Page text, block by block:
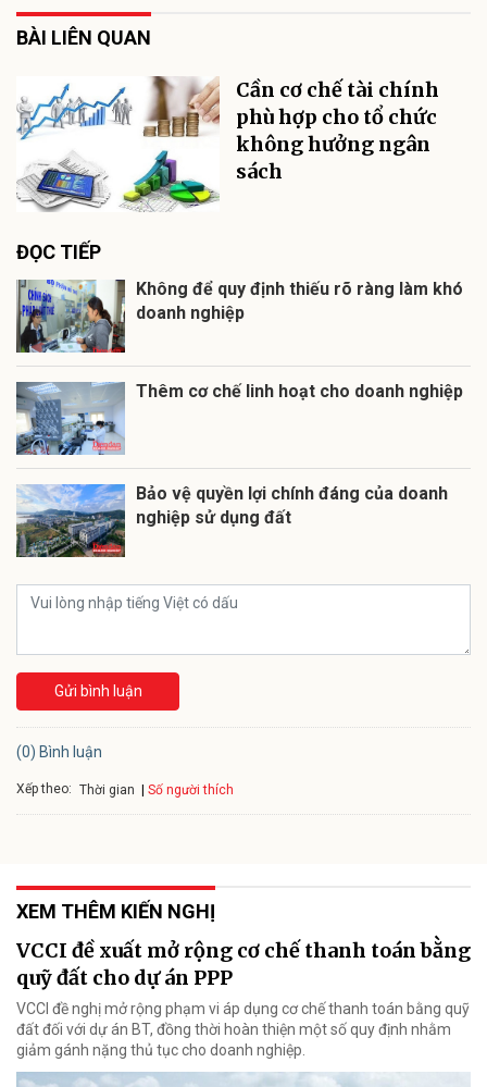
BÀI LIÊN QUAN
Cần cơ chế tài chính
phù hợp cho tổ chức
không hưởng ngân
sách
ĐỌC TIẾP
Không để quy định thiếu rõ ràng làm khó
doanh nghiệp
Thêm cơ chế linh hoạt cho doanh nghiệp
Bảo vệ quyền lợi chính đáng của doanh
nghiệp sử dụng đất
Gửi bình luận
(0) Bình luận
Xếp theo: Thời gian Số người thích
XEM THÊM KIẾN NGHỊ
VCCI đề xuất mở rộng cơ chế thanh toán bằng
quỹ đất cho dự án PPP
VCCI đề nghị mở rộng phạm vi áp dụng cơ chế thanh toán bằng quỹ
đất đối với dự án BT, đồng thời hoàn thiện một số quy định nhằm
giảm gánh nặng thủ tục cho doanh nghiệp.